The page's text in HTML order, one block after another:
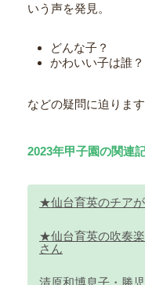
いう声を発見。
どんな子？
かわいい子は誰？
などの疑問に迫ります
2023年甲子園の関連
★仙台育英のチアが
★仙台育英の吹奏
さん
清原和博息子・勝